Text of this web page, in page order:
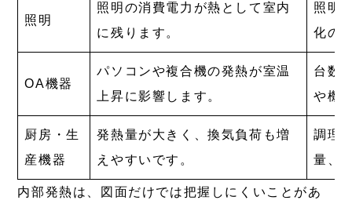
照明
照明の消費電力が熱として室内
に残ります。
照明
化の
OA機器
パソコンや複合機の発熱が室温
上昇に影響します。
台数
や機
厨房・生
産機器
発熱量が大きく、換気負荷も増
えやすいです。
調理
量、
内部発熱は、図面だけでは把握しにくいことがあ